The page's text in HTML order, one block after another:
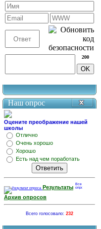
200
Наш опрос
Оцените преображение нашей
школы
Отлично
Очень хорошо
Хорошо
Есть над чем поработать
Результаты
Архив опросов
Всего голосовало: 232